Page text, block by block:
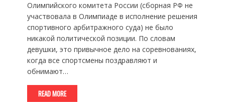
Олимпийского комитета России (сборная РФ не
участвовала в Олимпиаде в исполнение решения
спортивного арбитражного суда) не было
никакой политической позиции. По словам
девушки, это привычное дело на соревнованиях,
когда все спортсмены поздравляют и
обнимают…
READ MORE